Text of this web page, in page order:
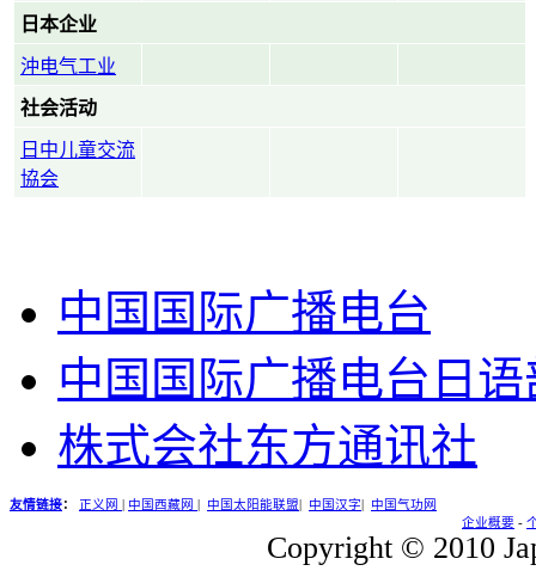
日本企业
沖电气工业
社会活动
日中儿童交流
協会
中国国际广播电台
中国国际广播电台日语
株式会社东方通讯社
友情链接： 正义网 中国西藏网 中国太阳能联盟 中国汉字
中国气功网
企业概要 -
Copyright © 2010